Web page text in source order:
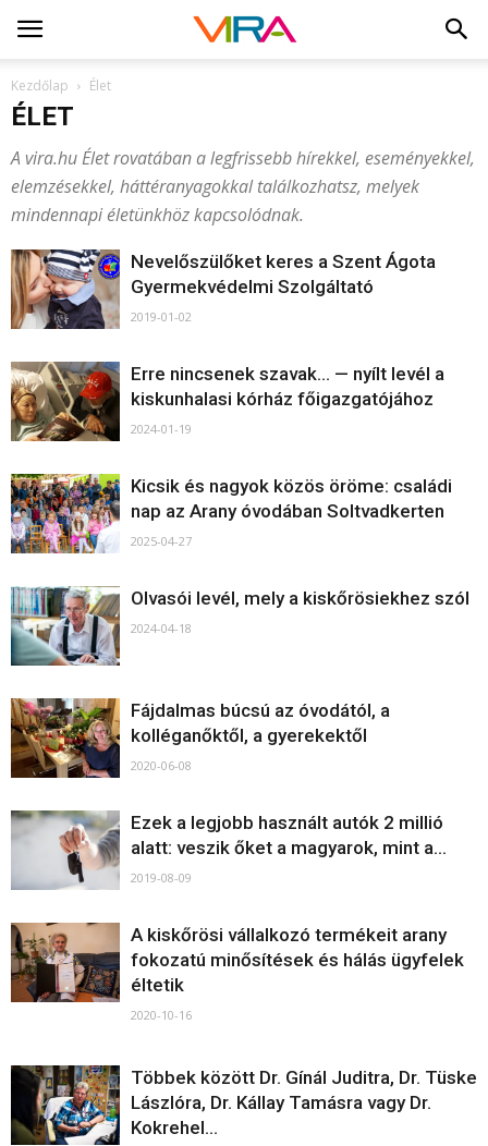
Kezdőlap Élet
ÉLET
A vira.hu Élet rovatában a legfrissebb hírekkel, eseményekkel,
elemzésekkel, háttéranyagokkal találkozhatsz, melyek
mindennapi életünkhöz kapcsolódnak.
Nevelőszülőket keres a Szent Ágota
Gyermekvédelmi Szolgáltató
2019-01-02
Erre nincsenek szavak… — nyílt levél a
kiskunhalasi kórház főigazgatójához
2024-01-19
Kicsik és nagyok közös öröme: családi
nap az Arany óvodában Soltvadkerten
2025-04-27
Olvasói levél, mely a kiskőrösiekhez szól
2024-04-18
Fájdalmas búcsú az óvodától, a
kolléganőktől, a gyerekektől
2020-06-08
Ezek a legjobb használt autók 2 millió
alatt: veszik őket a magyarok, mint a...
2019-08-09
A kiskőrösi vállalkozó termékeit arany
fokozatú minősítések és hálás ügyfelek
éltetik
2020-10-16
Többek között Dr. Gínál Juditra, Dr. Tüske
Lászlóra, Dr. Kállay Tamásra vagy Dr.
Kokrehel...